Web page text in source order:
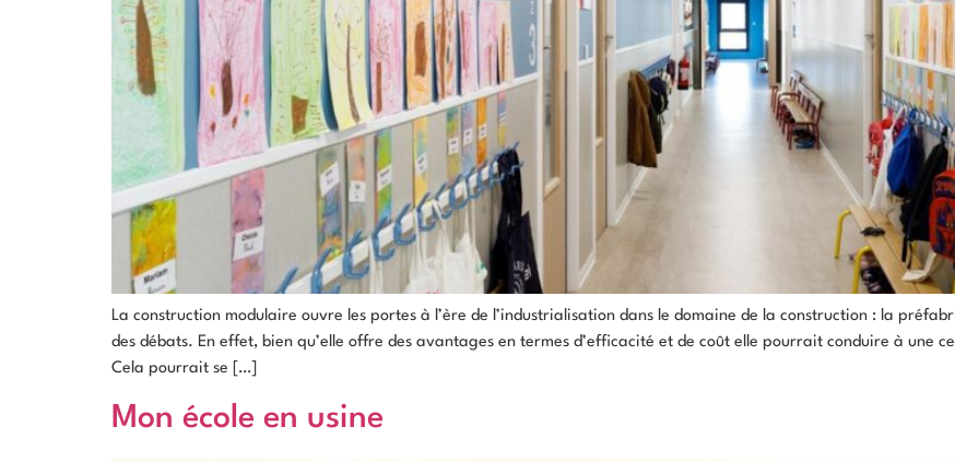
La construction modulaire ouvre les portes à l’ère de l’industrialisation dans le domaine de la construction : la
des débats. En effet, bien qu’elle offre des avantages en termes d’efficacité et de coût elle pourrait conduire à une
Cela pourrait se […]
Mon école en usine